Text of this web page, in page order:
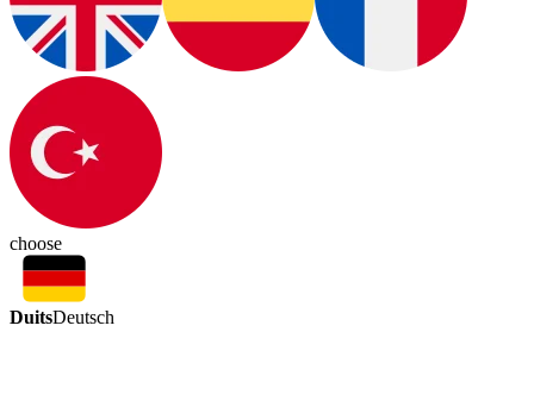
choose
DuitsDeutsch